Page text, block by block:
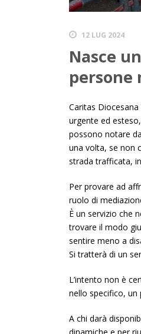
12 LUG 2024
Nasce
persone
Caritas
urgente ed
possono notare
una volta, se non
strada trafficata,
Per provare ad
ruolo di
È un servizio che
trovare il modo
sentire meno a
Si tratterà di un
L’intento non è
nello specifico, un
A chi darà